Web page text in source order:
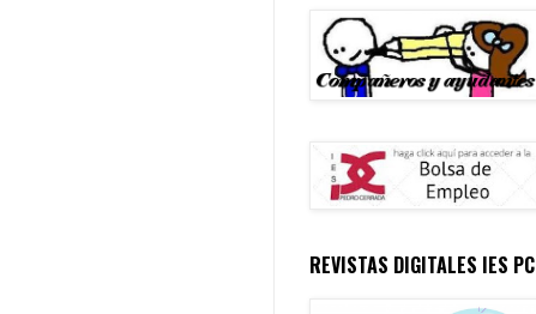
REVISTAS DIGITALES IES PC